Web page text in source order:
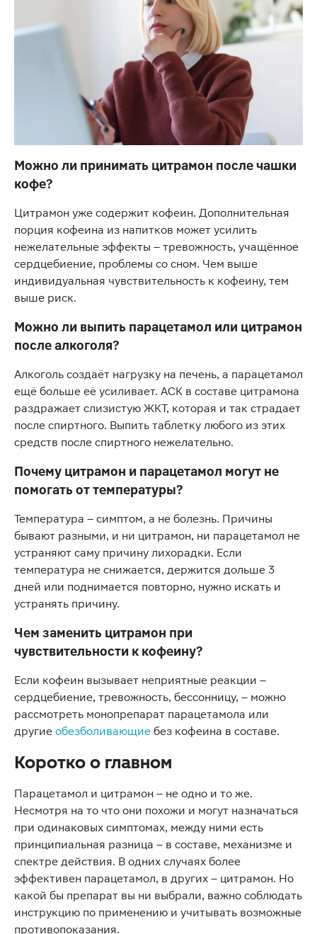
Можно ли принимать цитрамон после чашки
кофе?
Цитрамон уже содержит кофеин. Дополнительная
порция кофеина из напитков может усилить
нежелательные эффекты – тревожность, учащённое
сердцебиение, проблемы со сном. Чем выше
индивидуальная чувствительность к кофеину, тем
выше риск.
Можно ли выпить парацетамол или цитрамон
после алкоголя?
Алкоголь создаёт нагрузку на печень, а парацетамол
ещё больше её усиливает. АСК в составе цитрамона
раздражает слизистую ЖКТ, которая и так страдает
после спиртного. Выпить таблетку любого из этих
средств после спиртного нежелательно.
Почему цитрамон и парацетамол могут не
помогать от температуры?
Температура – симптом, а не болезнь. Причины
бывают разными, и ни цитрамон, ни парацетамол не
устраняют саму причину лихорадки. Если
температура не снижается, держится дольше 3
дней или поднимается повторно, нужно искать и
устранять причину.
Чем заменить цитрамон при
чувствительности к кофеину?
Если кофеин вызывает неприятные реакции –
сердцебиение, тревожность, бессонницу, – можно
рассмотреть монопрепарат парацетамола или
другие обезболивающие без кофеина в составе.
Коротко о главном
Парацетамол и цитрамон – не одно и то же.
Несмотря на то что они похожи и могут назначаться
при одинаковых симптомах, между ними есть
принципиальная разница – в составе, механизме и
спектре действия. В одних случаях более
эффективен парацетамол, в других – цитрамон. Но
какой бы препарат вы ни выбрали, важно соблюдать
инструкцию по применению и учитывать возможные
противопоказания.